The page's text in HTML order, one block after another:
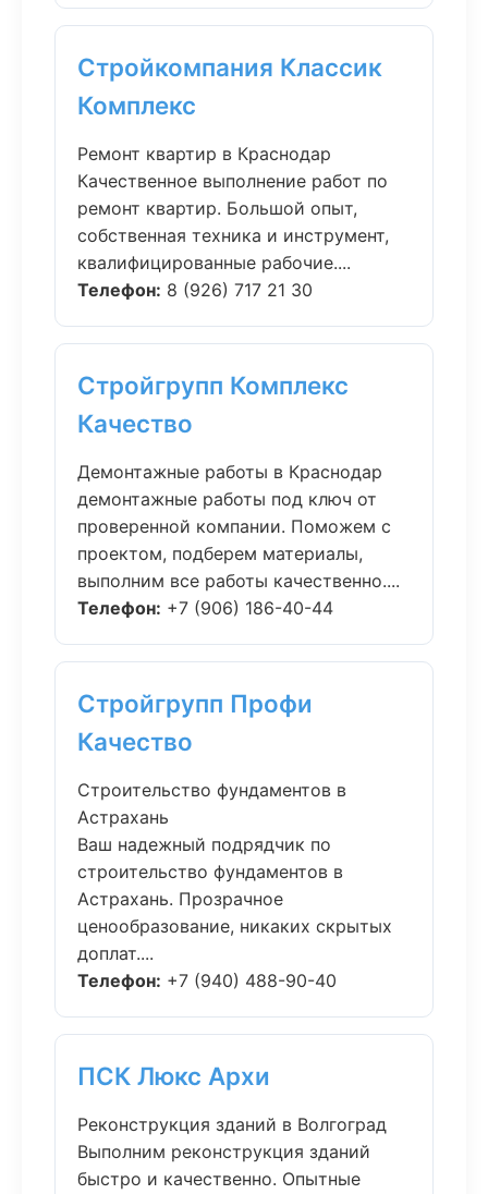
Стройкомпания Классик
Комплекс
Ремонт квартир в Краснодар
Качественное выполнение работ по
ремонт квартир. Большой опыт,
собственная техника и инструмент,
квалифицированные рабочие....
Телефон: 8 (926) 717 21 30
Стройгрупп Комплекс
Качество
Демонтажные работы в Краснодар
демонтажные работы под ключ от
проверенной компании. Поможем с
проектом, подберем материалы,
выполним все работы качественно....
Телефон: +7 (906) 186-40-44
Стройгрупп Профи
Качество
Строительство фундаментов в
Астрахань
Ваш надежный подрядчик по
строительство фундаментов в
Астрахань. Прозрачное
ценообразование, никаких скрытых
доплат....
Телефон: +7 (940) 488-90-40
ПСК Люкс Архи
Реконструкция зданий в Волгоград
Выполним реконструкция зданий
быстро и качественно. Опытные